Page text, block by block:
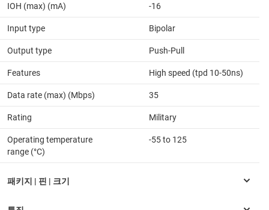
IOH (max) (mA) -16
Input type Bipolar
Output type Push-Pull
Features High speed (tpd 10-50ns)
Data rate (max) (Mbps) 35
Rating Military
Operating temperature
range (°C)
-55 to 125